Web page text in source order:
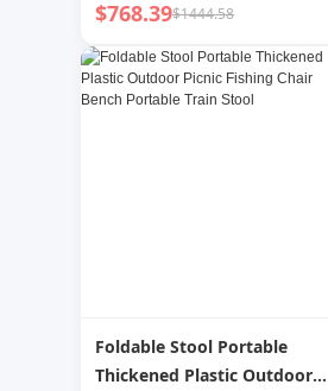
$768.39$1444.58
Foldable Stool Portable
Thickened Plastic Outdoor